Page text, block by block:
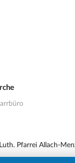
Pfarrei Allach-